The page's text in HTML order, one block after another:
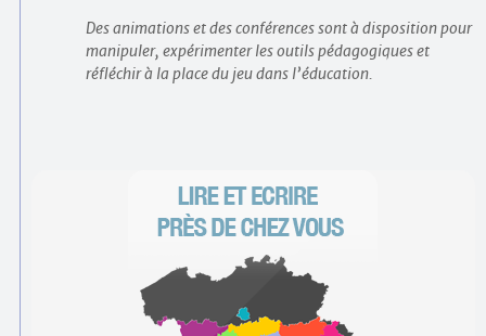
Des animations et des conférences sont à disposition pour
manipuler, expérimenter les outils pédagogiques et
réfléchir à la place du jeu dans l’éducation.